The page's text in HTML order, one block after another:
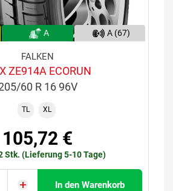
A A (67)
FALKEN
ZE914A ECORUN
60 R 16 96V
TL XL
105,72 €
Stk. (Lieferung 5-10 Tage)
In den Warenkorb